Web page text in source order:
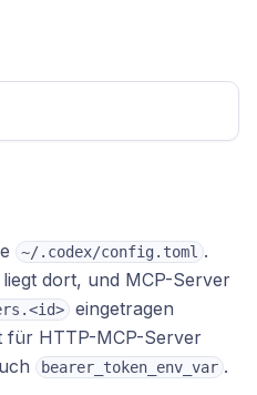
~/.codex/config.toml .
dort, und MCP-Server
eingetragen
für HTTP-MCP-Server
bearer_token_env_var .